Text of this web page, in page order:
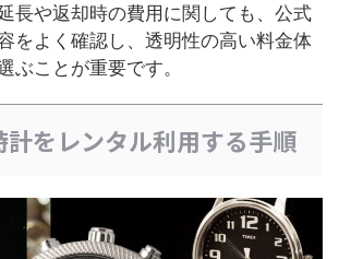
長や返却時の費用に関しても、公式
をよく確認し、透明性の高い料金体
ぶことが重要です。
計をレンタル利用する手順